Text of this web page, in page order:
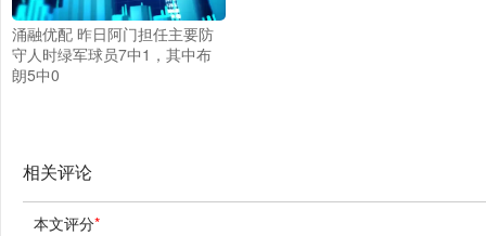
涌融优配 昨日阿门担任主要防
守人时绿军球员7中1，其中布
朗5中0
相关评论
本文评分*